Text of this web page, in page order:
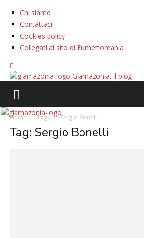
Chi siamo
Contattaci
Cookies policy
Collegati al sito di Fumettomania
Glamazonia, il blog
Home Tags Sergio Bonelli
Tag: Sergio Bonelli